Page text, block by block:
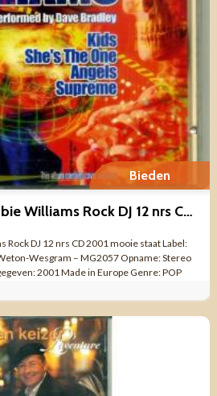
Bieden
Dave Bradley – Robbie Williams Rock DJ 12 nrs CD 2001 mooi
Rock DJ 12 nrs CD 2001 mooie staat Label:
Wesgram – MG2057 Opname: Stereo
2001 Made in Europe Genre: POP